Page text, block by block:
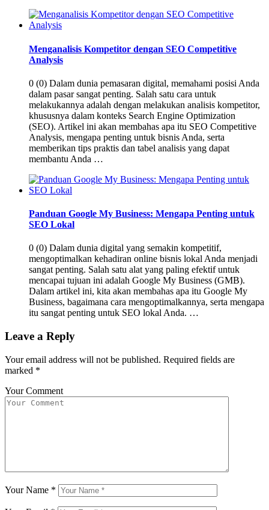
Menganalisis Kompetitor dengan SEO Competitive
Analysis
0 (0) Dalam dunia pemasaran digital, memahami posisi Anda
dalam pasar sangat penting. Salah satu cara untuk
melakukannya adalah dengan melakukan analisis kompetitor,
khususnya dalam konteks Search Engine Optimization
(SEO). Artikel ini akan membahas apa itu SEO Competitive
Analysis, mengapa penting untuk bisnis Anda, serta
memberikan tips praktis dan tabel analisis yang dapat
membantu Anda …
Panduan Google My Business: Mengapa Penting untuk
SEO Lokal
0 (0) Dalam dunia digital yang semakin kompetitif,
mengoptimalkan kehadiran online bisnis lokal Anda menjadi
sangat penting. Salah satu alat yang paling efektif untuk
mencapai tujuan ini adalah Google My Business (GMB).
Dalam artikel ini, kita akan membahas apa itu Google My
Business, bagaimana cara mengoptimalkannya, serta mengapa
itu sangat penting untuk SEO lokal Anda. …
Leave a Reply
Your email address will not be published. Required fields are
marked *
Your Comment
Your Name *